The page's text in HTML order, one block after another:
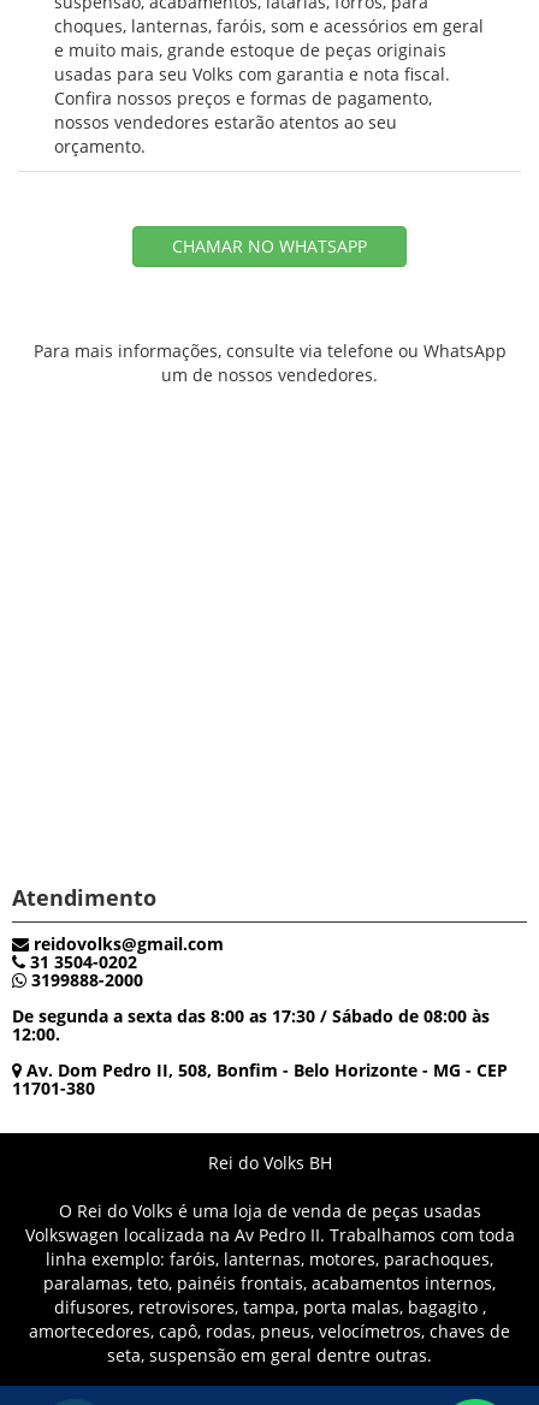
choques, lanternas, faróis, som e acessórios em geral
e muito mais, grande estoque de peças originais
usadas para seu Volks com garantia e nota fiscal.
Confira nossos preços e formas de pagamento,
nossos vendedores estarão atentos ao seu
orçamento.
CHAMAR NO WHATSAPP
Para mais informações, consulte via telefone ou WhatsApp
um de nossos vendedores.
Atendimento
reidovolks@gmail.com
31 3504-0202
3199888-2000
De segunda a sexta das 8:00 as 17:30 / Sábado de 08:00 às
12:00.
Av. Dom Pedro II, 508, Bonfim - Belo Horizonte - MG - CEP
11701-380
Rei do Volks BH
O Rei do Volks é uma loja de venda de peças usadas
Volkswagen localizada na Av Pedro II. Trabalhamos com toda
linha exemplo: faróis, lanternas, motores, parachoques,
paralamas, teto, painéis frontais, acabamentos internos,
difusores, retrovisores, tampa, porta malas, bagagito ,
amortecedores, capô, rodas, pneus, velocímetros, chaves de
seta, suspensão em geral dentre outras.